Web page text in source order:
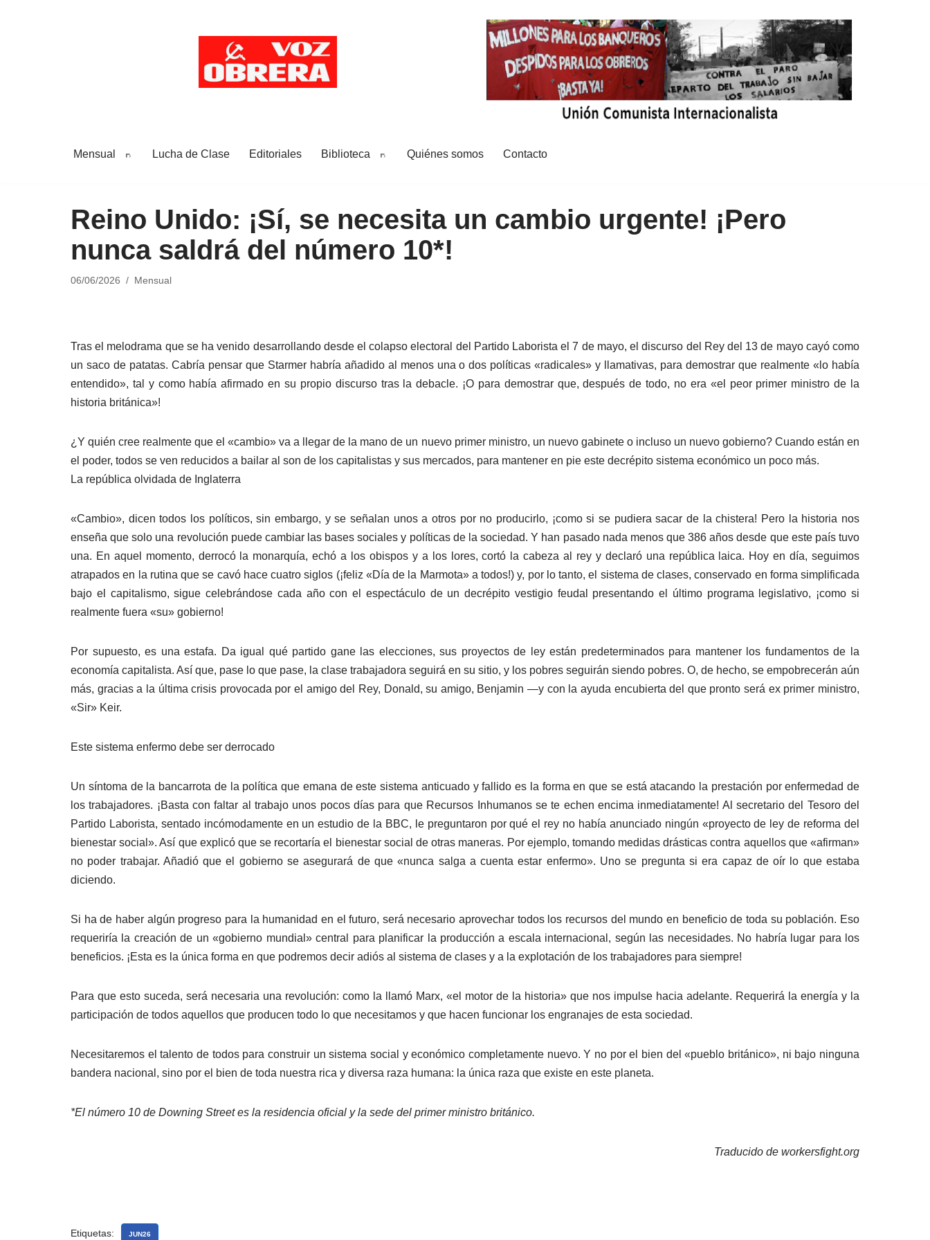
Mensual Lucha de Clase Editoriales Biblioteca Quiénes somos Contacto
Reino Unido: ¡Sí, se necesita un cambio urgente! ¡Pero
nunca saldrá del número 10*!
06/06/2026 Mensual
Tras el melodrama que se ha venido desarrollando desde el colapso electoral del Partido Laborista el 7 de mayo, el discurso del Rey del 13 de mayo cayó como
un saco de patatas. Cabría pensar que Starmer habría añadido al menos una o dos políticas «radicales» y llamativas, para demostrar que realmente «lo había
entendido», tal y como había afirmado en su propio discurso tras la debacle. ¡O para demostrar que, después de todo, no era «el peor primer ministro de la
historia británica»!
¿Y quién cree realmente que el «cambio» va a llegar de la mano de un nuevo primer ministro, un nuevo gabinete o incluso un nuevo gobierno? Cuando están en
el poder, todos se ven reducidos a bailar al son de los capitalistas y sus mercados, para mantener en pie este decrépito sistema económico un poco más.
La república olvidada de Inglaterra
«Cambio», dicen todos los políticos, sin embargo, y se señalan unos a otros por no producirlo, ¡como si se pudiera sacar de la chistera! Pero la historia nos
enseña que solo una revolución puede cambiar las bases sociales y políticas de la sociedad. Y han pasado nada menos que 386 años desde que este país tuvo
una. En aquel momento, derrocó la monarquía, echó a los obispos y a los lores, cortó la cabeza al rey y declaró una república laica. Hoy en día, seguimos
atrapados en la rutina que se cavó hace cuatro siglos (¡feliz «Día de la Marmota» a todos!) y, por lo tanto, el sistema de clases, conservado en forma simplificada
bajo el capitalismo, sigue celebrándose cada año con el espectáculo de un decrépito vestigio feudal presentando el último programa legislativo, ¡como si
realmente fuera «su» gobierno!
Por supuesto, es una estafa. Da igual qué partido gane las elecciones, sus proyectos de ley están predeterminados para mantener los fundamentos de la
economía capitalista. Así que, pase lo que pase, la clase trabajadora seguirá en su sitio, y los pobres seguirán siendo pobres. O, de hecho, se empobrecerán aún
más, gracias a la última crisis provocada por el amigo del Rey, Donald, su amigo, Benjamin —y con la ayuda encubierta del que pronto será ex primer ministro,
«Sir» Keir.
Este sistema enfermo debe ser derrocado
Un síntoma de la bancarrota de la política que emana de este sistema anticuado y fallido es la forma en que se está atacando la prestación por enfermedad de
los trabajadores. ¡Basta con faltar al trabajo unos pocos días para que Recursos Inhumanos se te echen encima inmediatamente! Al secretario del Tesoro del
Partido Laborista, sentado incómodamente en un estudio de la BBC, le preguntaron por qué el rey no había anunciado ningún «proyecto de ley de reforma del
bienestar social». Así que explicó que se recortaría el bienestar social de otras maneras. Por ejemplo, tomando medidas drásticas contra aquellos que «afirman»
no poder trabajar. Añadió que el gobierno se asegurará de que «nunca salga a cuenta estar enfermo». Uno se pregunta si era capaz de oír lo que estaba
diciendo.
Si ha de haber algún progreso para la humanidad en el futuro, será necesario aprovechar todos los recursos del mundo en beneficio de toda su población. Eso
requeriría la creación de un «gobierno mundial» central para planificar la producción a escala internacional, según las necesidades. No habría lugar para los
beneficios. ¡Esta es la única forma en que podremos decir adiós al sistema de clases y a la explotación de los trabajadores para siempre!
Para que esto suceda, será necesaria una revolución: como la llamó Marx, «el motor de la historia» que nos impulse hacia adelante. Requerirá la energía y la
participación de todos aquellos que producen todo lo que necesitamos y que hacen funcionar los engranajes de esta sociedad.
Necesitaremos el talento de todos para construir un sistema social y económico completamente nuevo. Y no por el bien del «pueblo británico», ni bajo ninguna
bandera nacional, sino por el bien de toda nuestra rica y diversa raza humana: la única raza que existe en este planeta.
*El número 10 de Downing Street es la residencia oficial y la sede del primer ministro británico.
Traducido de workersfight.org
Etiquetas: JUN26